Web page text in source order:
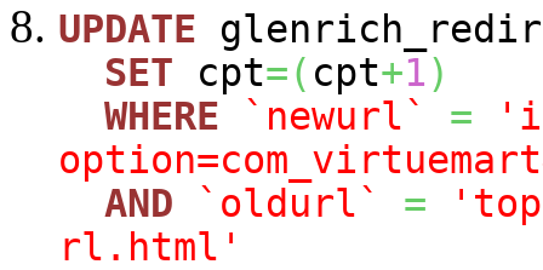
UPDATE
SET cpt=( cpt+1)
WHERE
`newurl` =
AND
`oldurl` =
rl.html'